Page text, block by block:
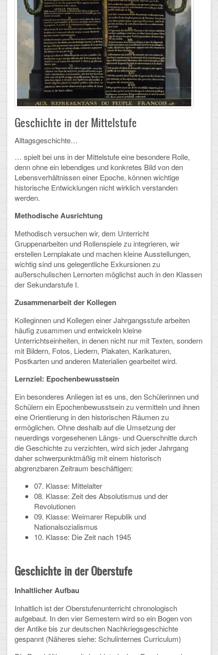
Schulalbum
SCHULLEBEN
Kollegium
Schulleitung
Schülervertretung
Gesamtelternvertretung
Sekretariat
Ganztagsschule
Schulsozialarbeit
Klima-Projekt
Elternchor
Förderverein
Schulzeitung: Der Gottfried
FÄCHER
Deutsch und Fremdsprachen
Ethik, Philosophie und Religion
Gesellschaftswissenschaften
Mathematik, Informatik und Naturwissenschaften
Musische Fächer
ORGANISATION
Abitur
Kurswahl 10. Kl.
Umwahl 11. Kl.
mPA
Wahlfächer
Geschichte in der Mittelstufe
Alltagsgeschichte…
… spielt bei uns in der Mittelstufe eine besondere Rolle,
denn ohne ein lebendiges und konkretes Bild von den
Lebensverhältnissen einer Epoche, können wichtige
historische Entwicklungen nicht wirklich verstanden
werden.
Methodische Ausrichtung
Methodisch versuchen wir, dem Unterricht
Gruppenarbeiten und Rollenspiele zu integrieren, wir
erstellen Lernplakate und machen kleine Ausstellungen,
wichtig sind uns gelegentliche Exkursionen zu
außerschulischen Lernorten möglichst auch in den Klassen
der Sekundarstufe I.
Zusammenarbeit der Kollegen
Kolleginnen und Kollegen einer Jahrgangsstufe arbeiten
häufig zusammen und entwickeln kleine
Unterrichtseinheiten, in denen nicht nur mit Texten, sondern
mit Bildern, Fotos, Liedern, Plakaten, Karikaturen,
Postkarten und anderen Materialien gearbeitet wird.
Lernziel: Epochenbewusstsein
Ein besonderes Anliegen ist es uns, den Schülerinnen und
Schülern ein Epochenbewusstsein zu vermitteln und ihnen
eine Orientierung in den historischen Räumen zu
ermöglichen. Ohne deshalb auf die Umsetzung der
neuerdings vorgesehenen Längs- und Querschnitte durch
die Geschichte zu verzichten, wird sich jeder Jahrgang
daher schwerpunktmäßig mit einem historisch
abgrenzbaren Zeitraum beschäftigen:
07. Klasse: Mittelalter
08. Klasse: Zeit des Absolutismus und der
Revolutionen
09. Klasse: Weimarer Republik und
Nationalsozialismus
10. Klasse: Die Zeit nach 1945
Geschichte in der Oberstufe
Inhaltlicher Aufbau
Inhaltlich ist der Oberstufenunterricht chronologisch
aufgebaut. In den vier Semestern wird so ein Bogen von
der Antike bis zur deutschen Nachkriegsgeschichte
gespannt (Näheres siehe: Schulinternes Curriculum)